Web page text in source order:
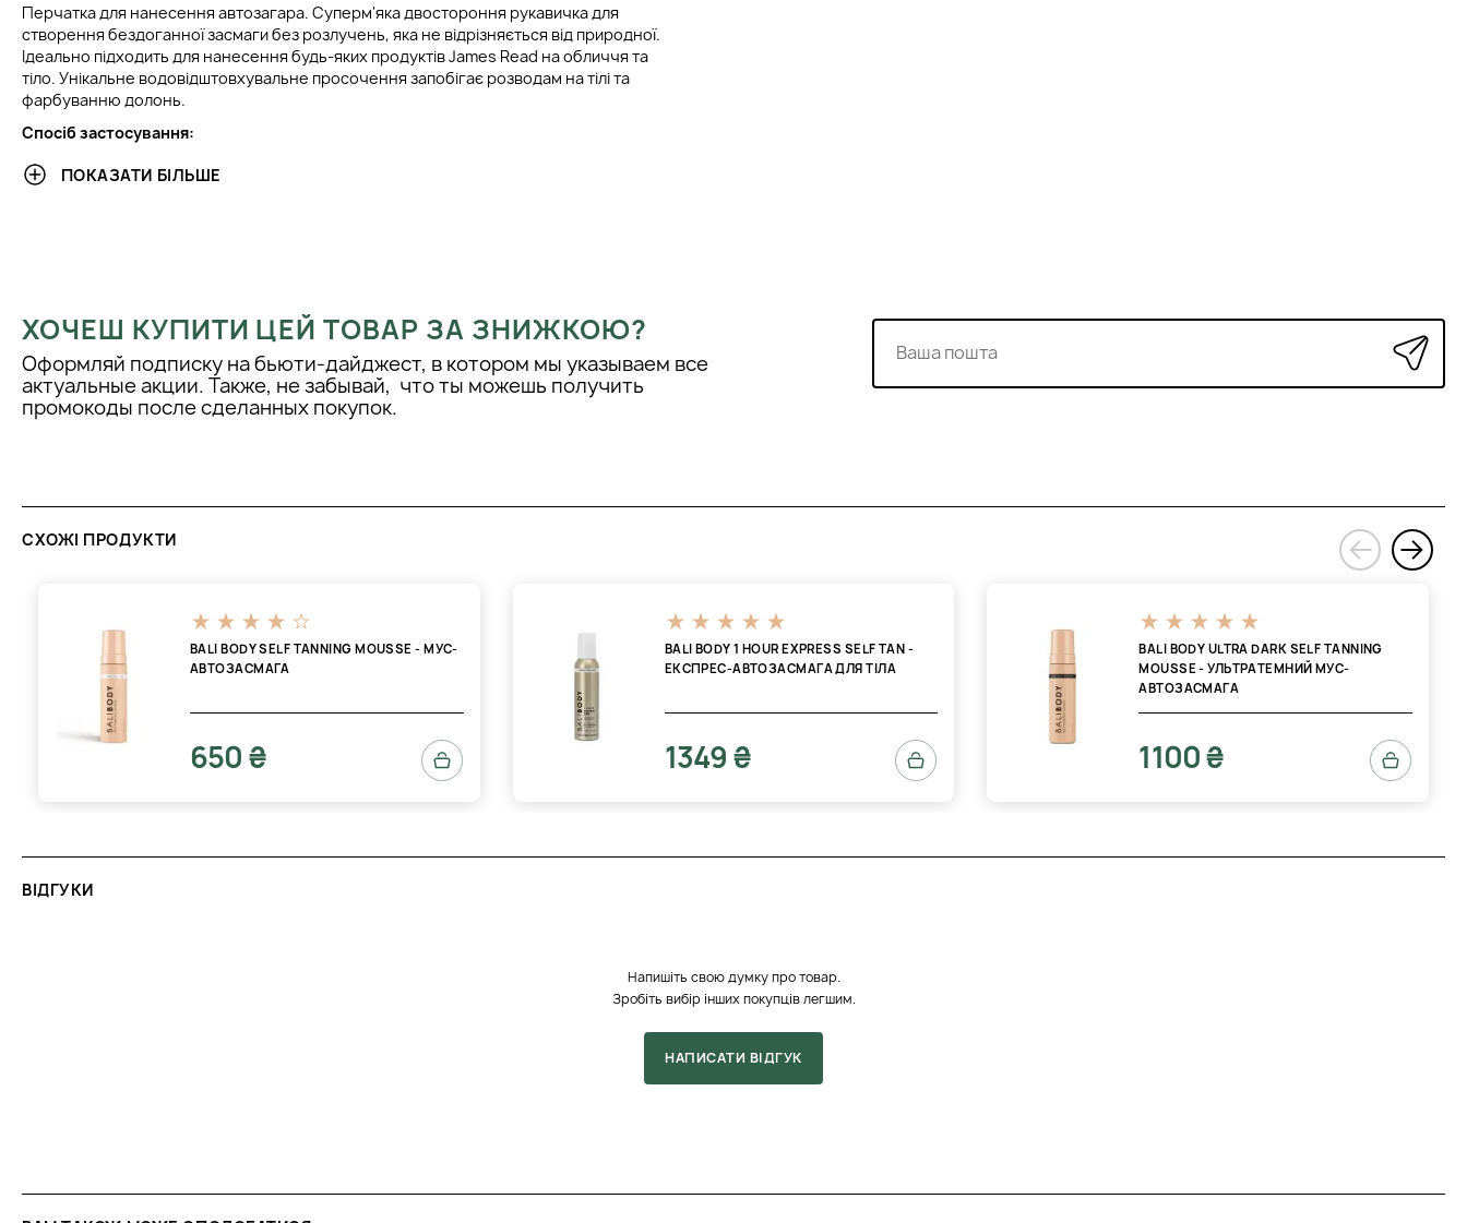
Перчатка для нанесення автозагара. Суперм'яка двостороння рукавичка для
створення бездоганної засмаги без розлучень, яка не відрізняється від природної.
Ідеально підходить для нанесення будь-яких продуктів James Read на обличчя та
тіло. Унікальне водовідштовхувальне просочення запобігає розводам на тілі та
фарбуванню долонь.
Спосіб застосування:
Засоби для засмаги нанести на тіло сухою рукавичкою. Після нанесення промийте
теплою водою з милом (можна прати машинки (можна одягнути на флакон
ПОКАЗАТИ БІЛЬШЕ
ХОЧЕШ КУПИТИ ЦЕЙ ТОВАР ЗА ЗНИЖКОЮ?
Оформляй подписку на бьюти-дайджест, в котором мы указываем все
актуальные акции. Также, не забывай, что ты можешь получить
промокоды после сделанных покупок.
СХОЖІ ПРОДУКТИ
BALI BODY SELF TANNING MOUSSE - МУС-
АВТОЗАСМАГА
650 ₴
BALI BODY 1 HOUR EXPRESS SELF TAN -
ЕКСПРЕС-АВТОЗАСМАГА ДЛЯ ТІЛА
1349 ₴
BALI BODY ULTRA DARK SELF TANNING
MOUSSE - УЛЬТРАТЕМНИЙ МУС-
АВТОЗАСМАГА
1100 ₴
‹
›
ВІДГУКИ
Напишіть свою думку про товар.
Зробіть вибір інших покупців легшим.
НАПИСАТИ ВІДГУК